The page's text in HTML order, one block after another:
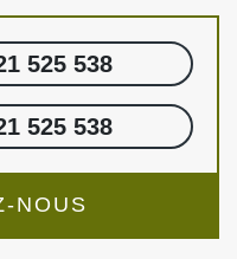
525 538
525 538
NOUS